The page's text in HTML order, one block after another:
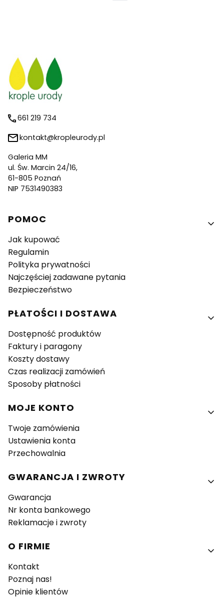
661 219 734
kontakt@kropleurody.pl
Galeria MM
ul. Św. Marcin 24/16,
61-805 Poznań
NIP 7531490383
Linki w stopce
POMOC
Jak kupować
Regulamin
Polityka prywatności
Najczęściej zadawane pytania
Bezpieczeństwo
PŁATOŚCI I DOSTAWA
Dostępność produktów
Faktury i paragony
Koszty dostawy
Czas realizacji zamówień
Sposoby płatności
MOJE KONTO
Twoje zamówienia
Ustawienia konta
Przechowalnia
GWARANCJA I ZWROTY
Gwarancja
Nr konta bankowego
Reklamacje i zwroty
O FIRMIE
Kontakt
Poznaj nas!
Opinie klientów